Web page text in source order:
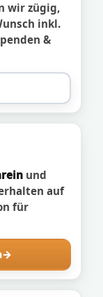
wir zügig,
inkl.
&
und
auf
für